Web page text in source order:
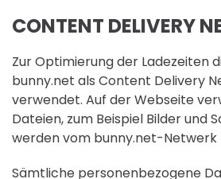
CONTENT DELIVERY
Zur Optimierung der Ladezeiten
bunny.net als Content Delivery
verwendet. Auf der Webseite
Dateien, zum Beispiel Bilder und
werden vom bunny.net-
Sämtliche personenbezogene